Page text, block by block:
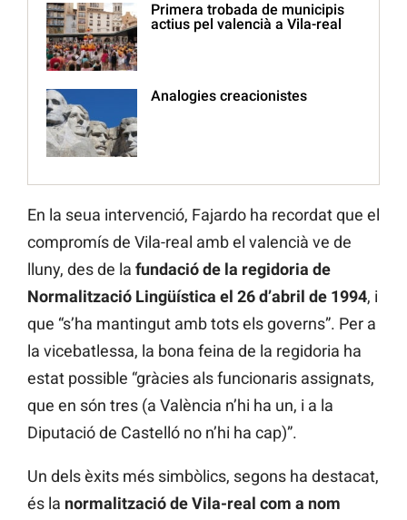
Primera trobada de municipis
actius pel valencià a Vila-real
Analogies creacionistes
En la seua intervenció, Fajardo ha recordat que el
compromís de Vila-real amb el valencià ve de
lluny, des de la fundació de la regidoria de
Normalització Lingüística el 26 d’abril de 1994, i
que “s’ha mantingut amb tots els governs”. Per a
la vicebatlessa, la bona feina de la regidoria ha
estat possible “gràcies als funcionaris assignats,
que en són tres (a València n’hi ha un, i a la
Diputació de Castelló no n’hi ha cap)”.
Un dels èxits més simbòlics, segons ha destacat,
és la normalització de Vila-real com a nom